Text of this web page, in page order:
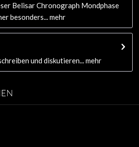
Belisar Chronograph Mondphase
besonders...
mehr
und diskutieren...
mehr